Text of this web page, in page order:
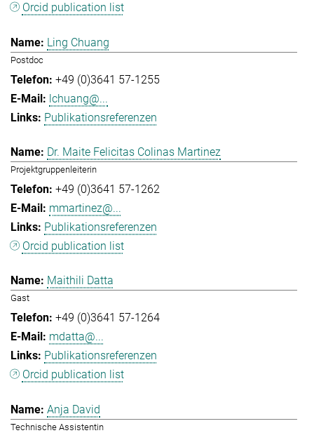
Orcid publication list
Ling Chuang
Postdoc
+49 (0)3641 57-1255
lchuang@...
Publikationsreferenzen
Dr. Maite Felicitas Colinas Martinez
Projektgruppenleiterin
+49 (0)3641 57-1262
mmartinez@...
Publikationsreferenzen
Orcid publication list
Maithili Datta
Gast
+49 (0)3641 57-1264
mdatta@...
Publikationsreferenzen
Orcid publication list
Anja David
Technische Assistentin